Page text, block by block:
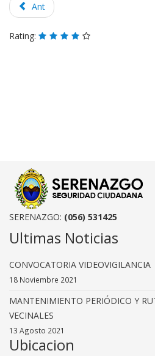
Ant
Rating:
SERENAZGO: (056) 531425
Ultimas Noticias
CONVOCATORIA VIDEOVIGILANCIA
18 Noviembre 2021
MANTENIMIENTO PERIÓDICO Y
VECINALES
13 Agosto 2021
Ubicacion